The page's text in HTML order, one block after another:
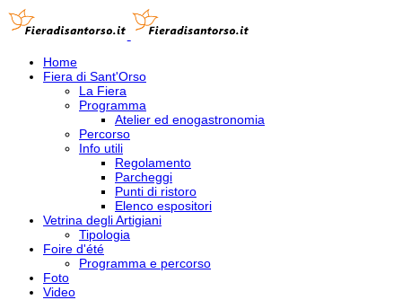
Home
Fiera di Sant'Orso
La Fiera
Programma
Atelier ed enogastronomia
Percorso
Info utili
Regolamento
Parcheggi
Punti di ristoro
Elenco espositori
Vetrina degli Artigiani
Tipologia
Foire d'été
Programma e percorso
Foto
Video